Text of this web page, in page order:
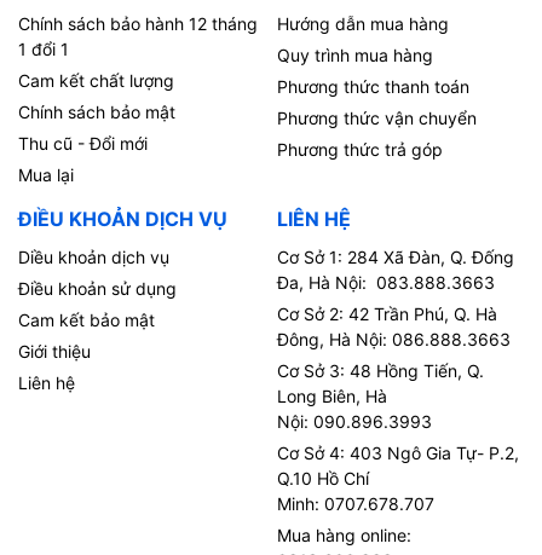
Chính sách bảo hành 12 tháng
1 đổi 1
Cam kết chất lượng
Chính sách bảo mật
Thu cũ - Đổi mới
Mua lại
Hướng dẫn mua hàng
Quy trình mua hàng
Phương thức thanh toán
Phương thức vận chuyển
Phương thức trả góp
ĐIỀU KHOẢN DỊCH VỤ
Diều khoản dịch vụ
Điều khoản sử dụng
Cam kết bảo mật
Giới thiệu
Liên hệ
LIÊN HỆ
Cơ Sở 1: 284 Xã Đàn, Q. Đống
Đa, Hà Nội: 083.888.3663
Cơ Sở 2: 42 Trần Phú, Q. Hà
Đông, Hà Nội: 086.888.3663
Cơ Sở 3: 48 Hồng Tiến, Q.
Long Biên, Hà
Nội: 090.896.3993
Cơ Sở 4: 403 Ngô Gia Tự- P.2,
Q.10 Hồ Chí
Minh: 0707.678.707
Mua hàng online: